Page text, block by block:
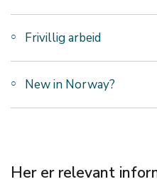
Frivillig arbeid
New in Norway?
Her er relevant